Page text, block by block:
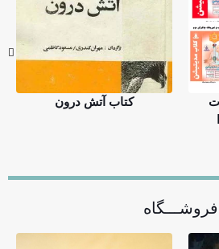
کتاب آتش درون
فروشـــگاه